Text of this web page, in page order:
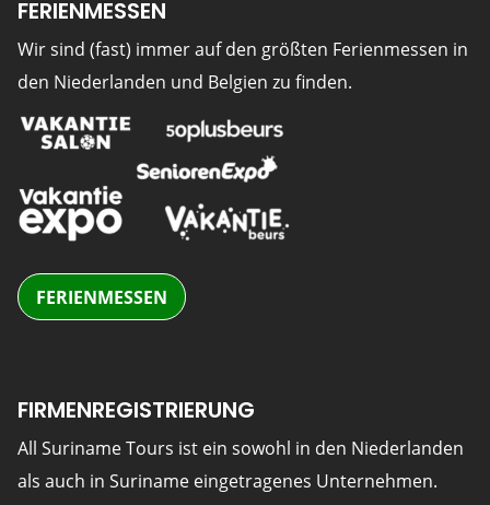
FERIENMESSEN
Wir sind (fast) immer auf den größten Ferienmessen in
den Niederlanden und Belgien zu finden.
FERIENMESSEN
FIRMENREGISTRIERUNG
All Suriname Tours ist ein sowohl in den Niederlanden
als auch in Suriname eingetragenes Unternehmen.